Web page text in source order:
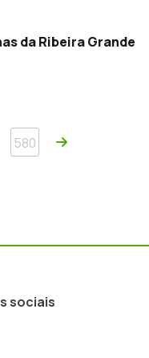
da Ribeira Grande
580 Próxima
sociais